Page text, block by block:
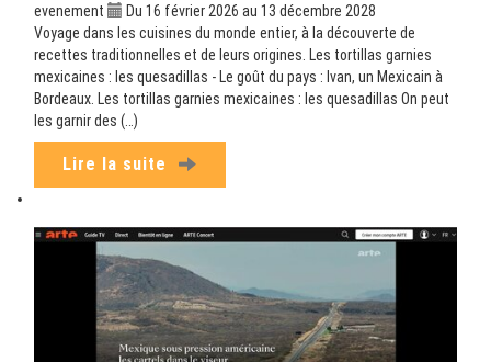
evenement
Du 16 février 2026 au 13 décembre 2028
Voyage dans les cuisines du monde entier, à la découverte de
recettes traditionnelles et de leurs origines. Les tortillas garnies
mexicaines : les quesadillas - Le goût du pays : Ivan, un Mexicain à
Bordeaux. Les tortillas garnies mexicaines : les quesadillas On peut
les garnir des (…)
Lire la suite